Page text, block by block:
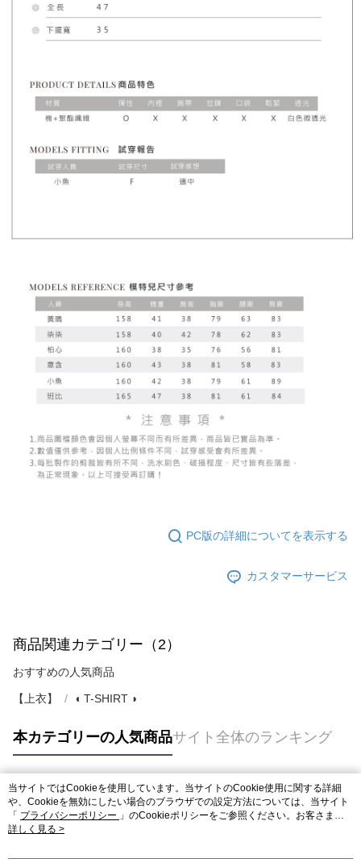
PC版の詳細についてを表示する
カスタマーサービス
商品関連カテゴリー（2）
おすすめの人気商品
【上衣】 ◖ T-SHIRT ◗
本カテゴリーの人気商品サイト全体のランキング
人気タグ
当サイトではCookieを使用しています。当サイトのCookie使用に関する詳細
や、Cookieを無効にしたい場合のブラウザでの設定方法については、当サイト
「 プライバシーポリシー 」のCookieポリシーをご参照ください。お客さま
が、当サイトを引き続き使用される場合、当社がサイト利用規約のCookieポリ
詳しく見る >